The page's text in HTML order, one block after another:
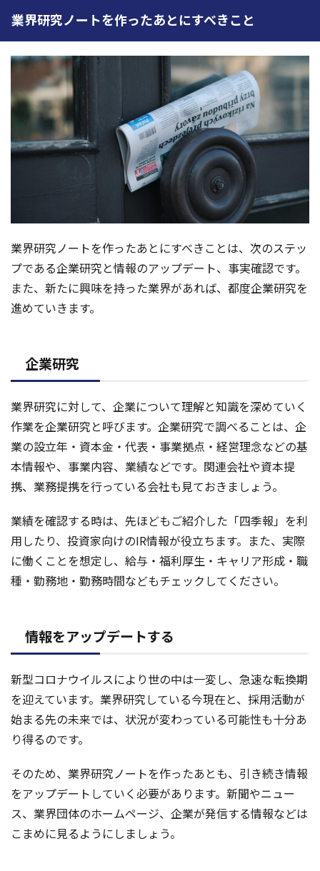
業界研究ノートを作ったあとにすべきこと
業界研究ノートを作ったあとにすべきことは、次のステッ
プである企業研究と情報のアップデート、事実確認です。
また、新たに興味を持った業界があれば、都度企業研究を
進めていきます。
企業研究
業界研究に対して、企業について理解と知識を深めていく
作業を企業研究と呼びます。企業研究で調べることは、企
業の設立年・資本金・代表・事業拠点・経営理念などの基
本情報や、事業内容、業績などです。関連会社や資本提
携、業務提携を行っている会社も見ておきましょう。
業績を確認する時は、先ほどもご紹介した「四季報」を利
用したり、投資家向けのIR情報が役立ちます。また、実際
に働くことを想定し、給与・福利厚生・キャリア形成・職
種・勤務地・勤務時間などもチェックしてください。
情報をアップデートする
新型コロナウイルスにより世の中は一変し、急速な転換期
を迎えています。業界研究している今現在と、採用活動が
始まる先の未来では、状況が変わっている可能性も十分あ
り得るのです。
そのため、業界研究ノートを作ったあとも、引き続き情報
をアップデートしていく必要があります。新聞やニュー
ス、業界団体のホームページ、企業が発信する情報などは
こまめに見るようにしましょう。